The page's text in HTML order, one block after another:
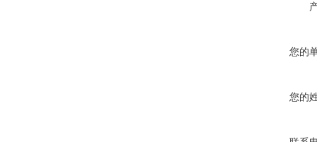
您的
您的